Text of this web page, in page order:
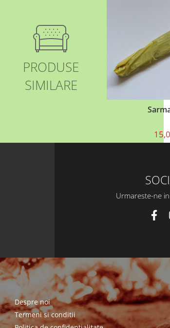
PRODUSE
SIMILARE
Urmareste-ne
Despre noi
Termeni si conditii